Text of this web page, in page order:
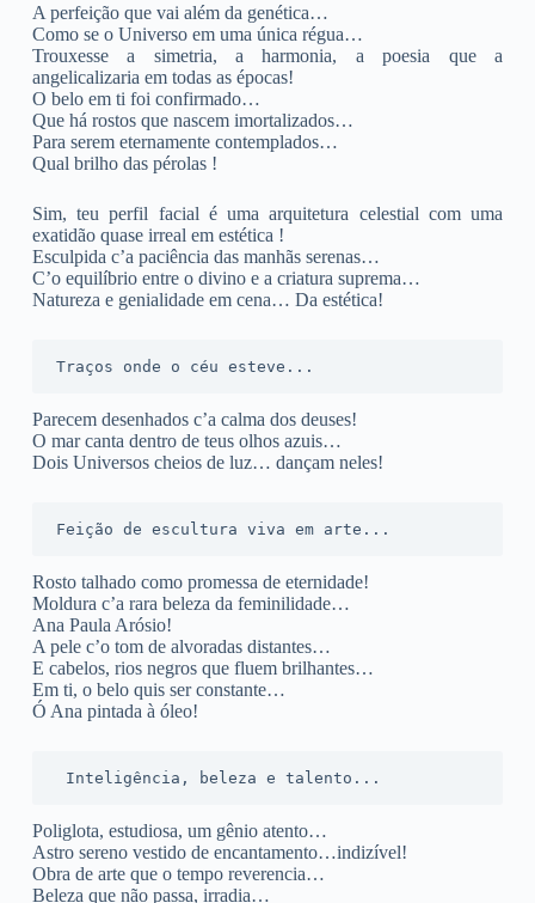
A perfeição que vai além da genética…
Como se o Universo em uma única régua…
Trouxesse a simetria, a harmonia, a poesia que a
angelicalizaria em todas as épocas!
O belo em ti foi confirmado…
Que há rostos que nascem imortalizados…
Para serem eternamente contemplados…
Qual brilho das pérolas !
Sim, teu perfil facial é uma arquitetura celestial com uma
exatidão quase irreal em estética !
Esculpida c’a paciência das manhãs serenas…
C’o equilíbrio entre o divino e a criatura suprema…
Natureza e genialidade em cena… Da estética!
Traços onde o céu esteve...
Parecem desenhados c’a calma dos deuses!
O mar canta dentro de teus olhos azuis…
Dois Universos cheios de luz… dançam neles!
Feição de escultura viva em arte...
Rosto talhado como promessa de eternidade!
Moldura c’a rara beleza da feminilidade…
Ana Paula Arósio!
A pele c’o tom de alvoradas distantes…
E cabelos, rios negros que fluem brilhantes…
Em ti, o belo quis ser constante…
Ó Ana pintada à óleo!
Inteligência, beleza e talento...
Poliglota, estudiosa, um gênio atento…
Astro sereno vestido de encantamento…indizível!
Obra de arte que o tempo reverencia…
Beleza que não passa, irradia…